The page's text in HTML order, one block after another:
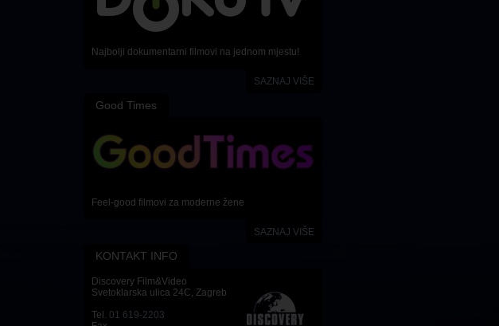
Najbolji dokumentarni filmovi na jednom mjestu!
SAZNAJ VIŠE
Good Times
Feel-good filmovi za moderne žene
SAZNAJ VIŠE
KONTAKT INFO
Discovery Film&Video
Svetoklarska ulica 24C, Zagreb
Tel. 01 619-2203